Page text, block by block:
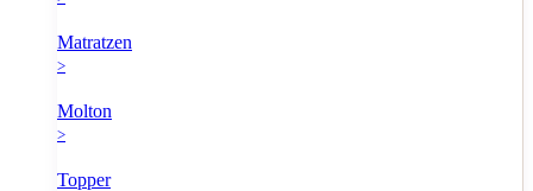
Matratzen
>
Molton
>
Topper